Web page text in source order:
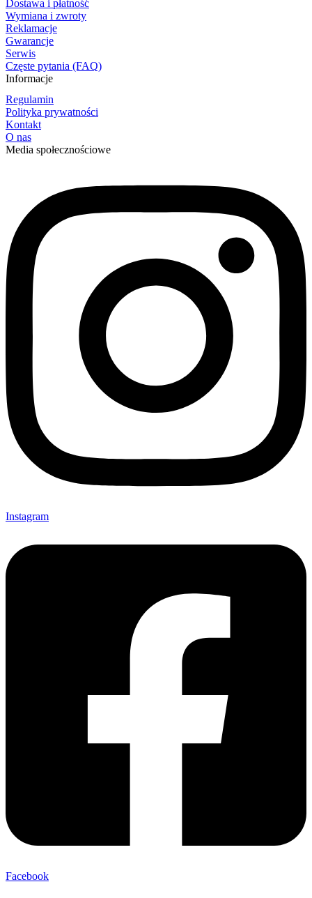
Dostawa i płatność
Wymiana i zwroty
Reklamacje
Gwarancje
Serwis
Częste pytania (FAQ)
Informacje
Regulamin
Polityka prywatności
Kontakt
O nas
Media społecznościowe
Instagram
Facebook